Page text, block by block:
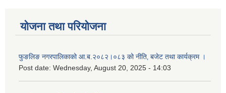
योजना तथा परियोजना
फुङलिङ नगरपालिकाको आ.ब.२०८२।०८३ को नीति‚ बजेट तथा कार्यक्रम ।
Post date: Wednesday, August 20, 2025 - 14:03